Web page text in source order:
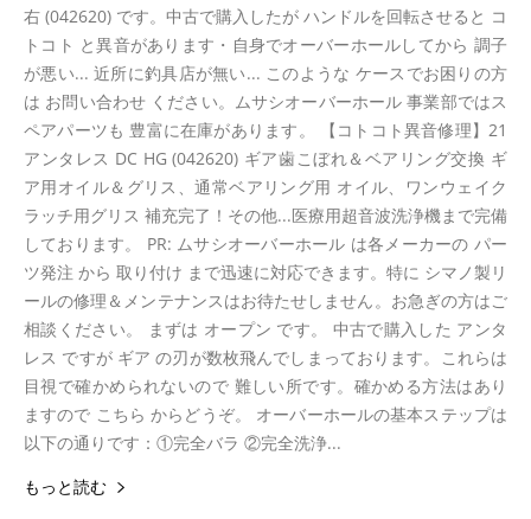
右 (042620) です。中古で購入したが ハンドルを回転させると コ
トコト と異音があります・自身でオーバーホールしてから 調子
が悪い... 近所に釣具店が無い... このような ケースでお困りの方
は お問い合わせ ください。ムサシオーバーホール 事業部ではス
ペアパーツも 豊富に在庫があります。 【コトコト異音修理】21
アンタレス DC HG (042620) ギア歯こぼれ＆ベアリング交換 ギ
ア用オイル＆グリス、通常ベアリング用 オイル、ワンウェイク
ラッチ用グリス 補充完了！その他...医療用超音波洗浄機まで完備
しております。 PR: ムサシオーバーホール は各メーカーの パー
ツ発注 から 取り付け まで迅速に対応できます。特に シマノ製リ
ールの修理＆メンテナンスはお待たせしません。お急ぎの方はご
相談ください。 まずは オープン です。 中古で購入した アンタ
レス ですが ギア の刃が数枚飛んでしまっております。これらは
目視で確かめられないので 難しい所です。確かめる方法はあり
ますので こちら からどうぞ。 オーバーホールの基本ステップは
以下の通りです：①完全バラ ②完全洗浄...
もっと読む